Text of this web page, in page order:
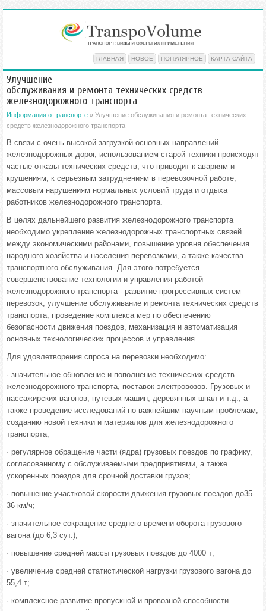
ГЛАВНАЯ НОВОЕ ПОПУЛЯРНОЕ КАРТА САЙТА
Улучшение
обслуживания и ремонта технических средств
железнодорожного транспорта
Информация о транспорте » Улучшение обслуживания и ремонта технических
средств железнодорожного транспорта
В связи с очень высокой загрузкой основных направлений
железнодорожных дорог, использованием старой техники происходят
частые отказы технических средств, что приводит к авариям и
крушениям, к серьезным затруднениям в перевозочной работе,
массовым нарушениям нормальных условий труда и отдыха
работников железнодорожного транспорта.
В целях дальнейшего развития железнодорожного транспорта
необходимо укрепление железнодорожных транспортных связей
между экономическими районами, повышение уровня обеспечения
народного хозяйства и населения перевозками, а также качества
транспортного обслуживания. Для этого потребуется
совершенствование технологии и управления работой
железнодорожного транспорта - развитие прогрессивных систем
перевозок, улучшение обслуживание и ремонта технических средств
транспорта, проведение комплекса мер по обеспечению
безопасности движения поездов, механизация и автоматизация
основных технологических процессов и управления.
Для удовлетворения спроса на перевозки необходимо:
· значительное обновление и пополнение технических средств
железнодорожного транспорта, поставок электровозов. Грузовых и
пассажирских вагонов, путевых машин, деревянных шпал и т.д., а
также проведение исследований по важнейшим научным проблемам,
созданию новой техники и материалов для железнодорожного
транспорта;
· регулярное обращение части (ядра) грузовых поездов по графику,
согласованному с обслуживаемыми предприятиями, а также
ускоренных поездов для срочной доставки грузов;
· повышение участковой скорости движения грузовых поездов до35-
36 км/ч;
· значительное сокращение среднего времени оборота грузового
вагона (до 6,3 сут.);
· повышение средней массы грузовых поездов до 4000 т;
· увеличение средней статистической нагрузки грузового вагона до
55,4 т;
· комплексное развитие пропускной и провозной способности